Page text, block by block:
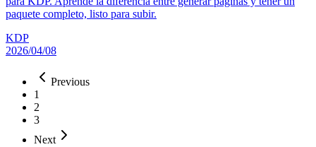
paquete completo, listo para subir.
KDP
2026/04/08
Previous
1
2
3
Next